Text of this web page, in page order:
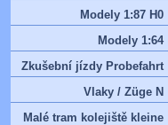
Modely 1:87 H0
Modely 1:64
Zkušební jízdy Probefahrt
Vlaky / Züge N
Malé tram kolejiště kleine